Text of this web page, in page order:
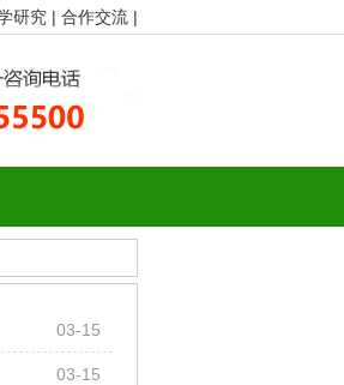
研究 | 合作交流 |
03-15
03-15